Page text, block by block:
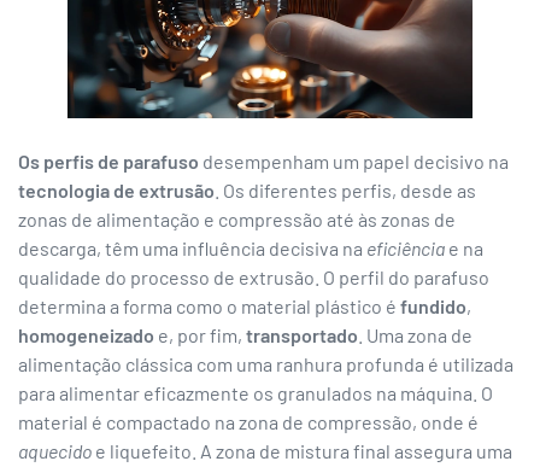
Os perfis de parafuso desempenham um papel decisivo na
tecnologia de extrusão . Os diferentes perfis, desde as
zonas de alimentação e compressão até às zonas de
descarga, têm uma influência decisiva na eficiência e na
qualidade do processo de extrusão. O perfil do parafuso
determina a forma como o material plástico é fundido,
homogeneizado e, por fim, transportado . Uma zona de
alimentação clássica com uma ranhura profunda é utilizada
para alimentar eficazmente os granulados na máquina. O
material é compactado na zona de compressão, onde é
aquecido e liquefeito. A zona de mistura final assegura uma